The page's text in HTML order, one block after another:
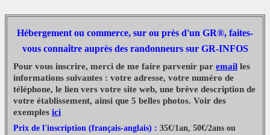
Hébergement ou commerce, sur ou près d'un GR®, faites-
vous connaître auprès des randonneurs sur GR-INFOS
Pour vous inscrire, merci de me faire parvenir par email les
informations suivantes : votre adresse, votre numéro de
téléphone, le lien vers votre site web, une brève description de
votre établissement, ainsi que 5 belles photos. Voir des
exemples ici
Prix de l'inscription (français-anglais) : 35€/1an, 50€/2ans ou